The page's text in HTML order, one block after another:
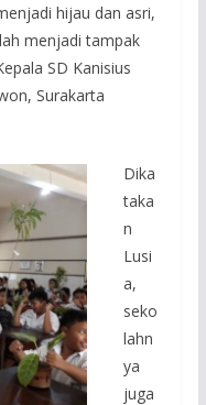
hijau dan asri,
menjadi tampak
SD Kanisius
Surakarta
Dika
taka
n
Lusi
a,
seko
lahn
ya
juga